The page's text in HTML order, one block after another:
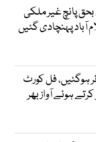
پانچ غیر ملکی
آباد پہنچادی گئیں
ہوگئیں، فل کورٹ
ہوئے آواز بھر